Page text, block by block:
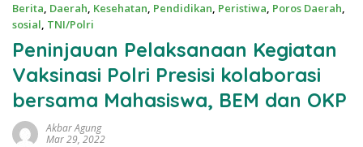
Berita, Daerah, Kesehatan, Pendidikan, Peristiwa, Poros Daerah,
sosial, TNI/Polri
Peninjauan Pelaksanaan Kegiatan
Vaksinasi Polri Presisi kolaborasi
bersama Mahasiswa, BEM dan OKP
Akbar Agung
Mar 29, 2022